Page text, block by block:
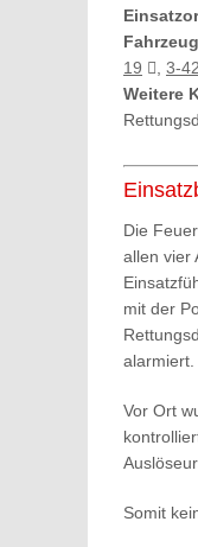
19
3-42
Weitere
Die
allen vier
mit der
alarmiert.
Vor Ort
Somit